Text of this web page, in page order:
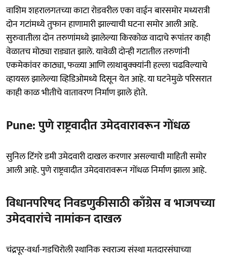
वाशिम शहरालगतच्या काटा रोडवरील एका वाईन बारसमोर मध्यरात्री
दोन गटांमध्ये तुफान हाणामारी झाल्याची घटना समोर आली आहे.
सुरुवातीला दोन तरुणांमध्ये झालेल्या किरकोळ वादाचे रूपांतर काही
वेळातच मोठ्या राड्यात झाले. यावेळी दोन्ही गटातील तरुणांनी
एकमेकांवर काठ्या, फळ्या आणि लाथाबुक्क्यांनी हल्ला चढविल्याचे
व्हायरल झालेल्या व्हिडिओमध्ये दिसून येत आहे. या घटनेमुळे परिसरात
काही काळ भीतीचे वातावरण निर्माण झाले होते.
Pune: पुणे राष्ट्रवादीत उमेदवारावरून गोंधळ
सुनिल टिंगरे डमी उमेदवारी दाखल करणार असल्याची माहिती समोर
आली आहे. पुणे राष्ट्रवादीत उमेदवारावरून गोंधळ निर्माण झाला आहे.
विधानपरिषद निवडणुकीसाठी काँग्रेस व भाजपच्या
उमेदवारांचे नामांकन दाखल
चंद्रपूर-वर्धा-गडचिरोली स्थानिक स्वराज्य संस्था मतदारसंघाच्या